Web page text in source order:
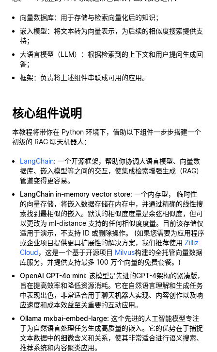
向量数据库：用于存储与检索向量化后的知识；
嵌入模型：将文本转为向量表示，为后续的相似度搜索提供支
持；
大语言模型（LLM）：根据检索到的上下文和用户提问生成回
答；
框架：负责将上述组件串联成可用的应用。
核心组件说明
本教程将带你在 Python 环境下，借助以下组件一步步搭建一个
初级的 RAG 聊天机器人：
LangChain: 一个开源框架，帮助你协调大语言模型、向量数
据库、嵌入模型等之间的交互，使集成检索增强生成（RAG）
管道变得更容易。
LangChain in-memory vector store: 一个内存型， 临时性
的向量存储，将嵌入数据存储在内存中，并通过精确的线性搜
索找到最相似的嵌入。默认的相似度度量是余弦相似度，但可
以更改为 ml-distance 支持的任何相似度度量。目前该存储仅
适用于演示，不支持 ID 或删除操作。 (如果您需要为应用程序
或企业项目提供更具扩展性的解决方案，我们推荐使用 Zilliz
Cloud，这是一个基于开源项目 Milvus构建的全托管向量数据
库服务，并提供支持最多 100 万个向量的免费套餐。)
OpenAI GPT-4o mini: 该模型是先进的GPT-4架构的紧凑版，
旨在提高效率和降低资源消耗。它在自然语言理解和生成任务
中表现出色，非常适合用于聊天机器人实现、内容创作以及响
应速度和成本效益至关重要的互动应用。
Ollama mxbai-embed-large: 这个先进的人工智能模型专注
于为自然语言处理任务生成高质量的嵌入。它的优势在于捕捉
文本数据中的细微含义和关系，使其非常适合进行语义搜索、
推荐系统和内容聚类应用。